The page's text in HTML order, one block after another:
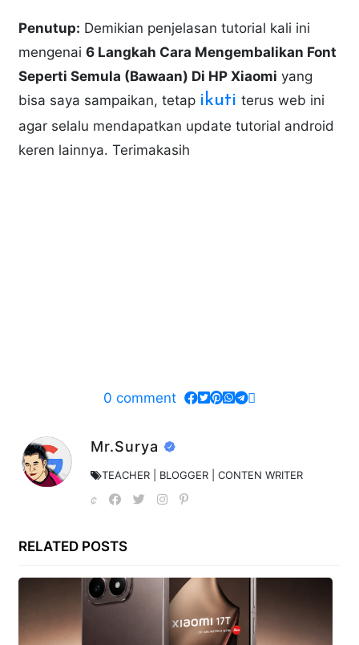
Penutup: Demikian penjelasan tutorial kali ini
mengenai6 Langkah Cara Mengembalikan Font
Seperti Semula (Bawaan) Di HP Xiaomi yang
bisa saya sampaikan, tetap ikuti terus web ini
agar selalu mendapatkan update tutorial android
keren lainnya. Terimakasih
0 comment
Mr.Surya
TEACHER | BLOGGER | CONTEN WRITER
RELATED POSTS